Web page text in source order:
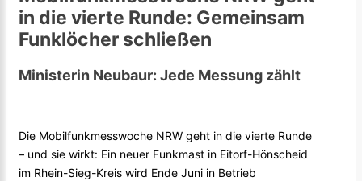
in die vierte Runde: Gemeinsam
Funklöcher schließen
Ministerin Neubaur: Jede Messung zählt
Die Mobilfunkmesswoche NRW geht in die vierte Runde
– und sie wirkt: Ein neuer Funkmast in Eitorf-Hönscheid
im Rhein-Sieg-Kreis wird Ende Juni in Betrieb